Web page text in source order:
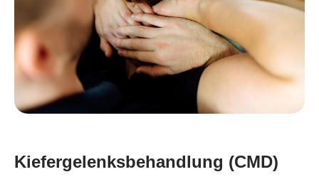
Kiefergelenksbehandlung (CMD)